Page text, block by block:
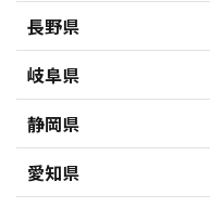
長野県
岐阜県
静岡県
愛知県